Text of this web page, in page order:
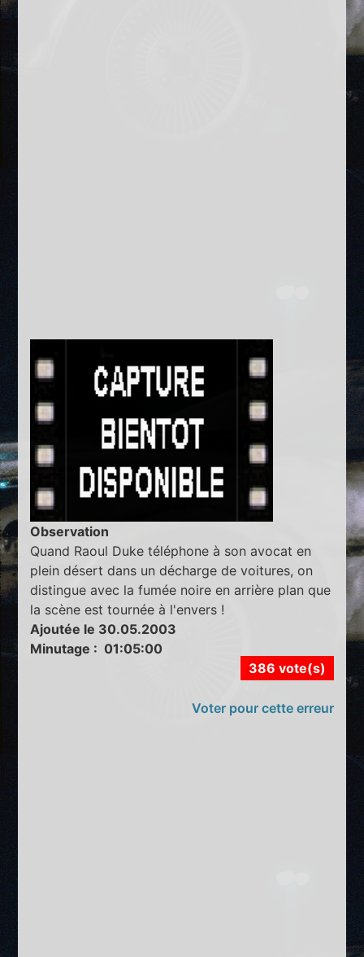
Observation
Quand Raoul Duke téléphone à son avocat en
plein désert dans un décharge de voitures, on
distingue avec la fumée noire en arrière plan que
la scène est tournée à l'envers !
Ajoutée le 30.05.2003
Minutage : 01:05:00
386 vote(s)
Voter pour cette erreur